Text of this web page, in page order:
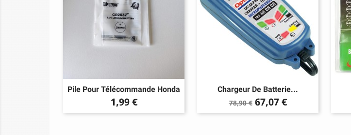
Pile Pour Télécommande Honda
Prix
1,99 €
Chargeur De Batterie...
Prix
de
78,90 € Prix
67,07 €